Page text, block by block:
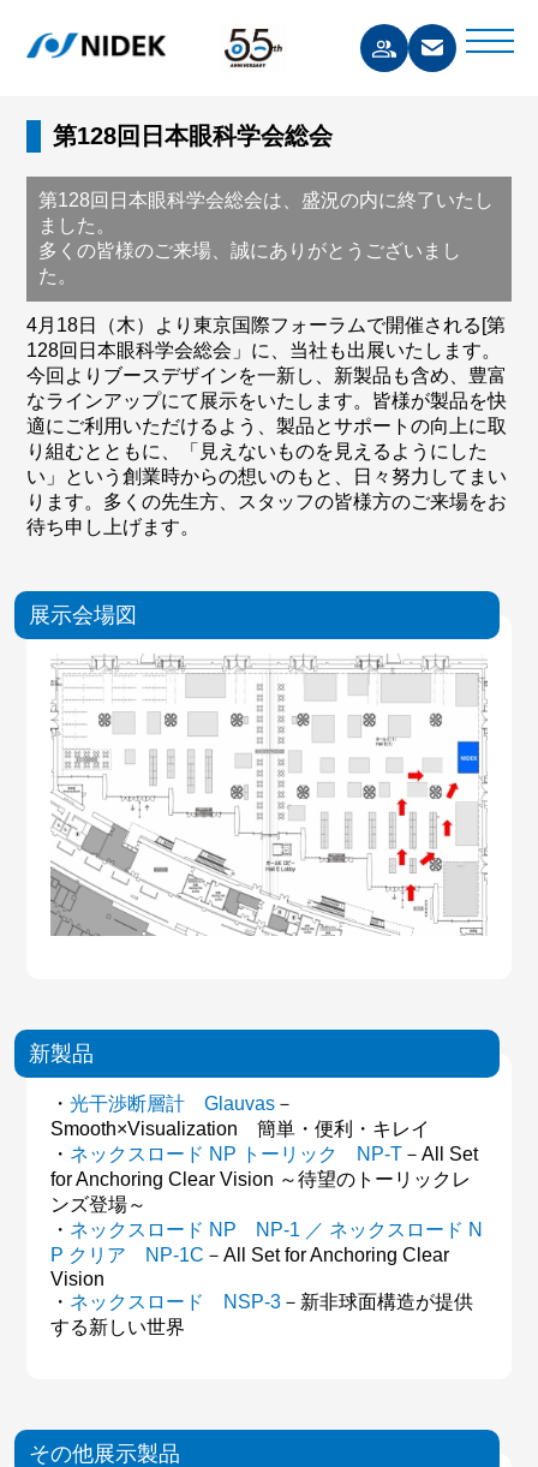
第128回日本眼科学会総会
第128回日本眼科学会総会は、盛況の内に終了いたし
ました。
多くの皆様のご来場、誠にありがとうございまし
た。
4月18日（木）より東京国際フォーラムで開催される[第
128回日本眼科学会総会」に、当社も出展いたします。
今回よりブースデザインを一新し、新製品も含め、豊富
なラインアップにて展示をいたします。皆様が製品を快
適にご利用いただけるよう、製品とサポートの向上に取
り組むとともに、「見えないものを見えるようにした
い」という創業時からの想いのもと、日々努力してまい
ります。多くの先生方、スタッフの皆様方のご来場をお
待ち申し上げます。
展示会場図
新製品
・光干渉断層計 Glauvas －
Smooth×Visualization 簡単・便利・キレイ
・ ネックスロード NP トーリック NP-T －All Set
for Anchoring Clear Vision ～待望のトーリックレ
ンズ登場～
・ ネックスロード NP NP-1 ／ ネックスロード N
P クリア NP-1C －All Set for Anchoring Clear
Vision
・ ネックスロード NSP-3 －新非球面構造が提供
する新しい世界
その他展示製品